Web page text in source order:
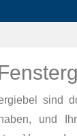
sind
und